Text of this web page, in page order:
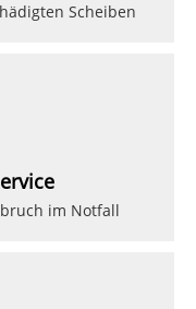
Scheiben
im Notfall